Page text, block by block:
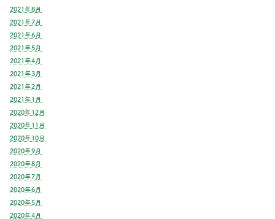
2021年8月
2021年7月
2021年6月
2021年5月
2021年4月
2021年3月
2021年2月
2021年1月
2020年12月
2020年11月
2020年10月
2020年9月
2020年8月
2020年7月
2020年6月
2020年5月
2020年4月